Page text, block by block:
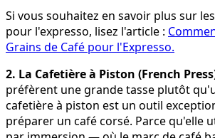
Si vous souhaitez en savoir plus sur
pour l'expresso, lisez l'article :
Grains de Café pour l'Expresso.
2. La Cafetière à Piston (French
préfèrent une grande tasse plutôt
cafetière à piston est un outil
préparer un café corsé. Parce qu'elle